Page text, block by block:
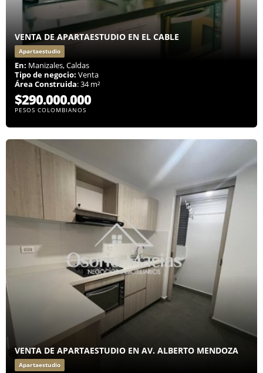
VENTA DE APARTAESTUDIO EN EL CABLE
Apartaestudio
En: Manizales, Caldas
Tipo de negocio: Venta
Área Construida: 34 m²
$290.000.000
PESOS COLOMBIANOS
VENTA DE APARTAESTUDIO EN AV. ALBERTO MENDOZA
Apartaestudio